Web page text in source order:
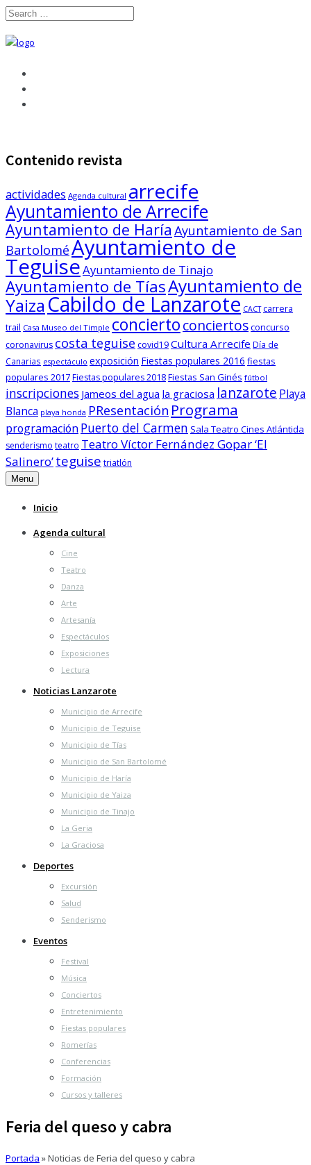
Contenido revista
actividades Agenda cultural arrecife
Ayuntamiento de Arrecife
Ayuntamiento de Haría Ayuntamiento de San
BartoloméAyuntamiento de
TeguiseAyuntamiento de Tinajo
Ayuntamiento de TíasAyuntamiento de
YaizaCabildo de Lanzarote CACT carrera
trail Casa Museo del Timple conciertoconciertosconcurso
coronavirus costa teguise covid19Cultura Arrecife Día de
Canarias espectáculo exposición Fiestas populares 2016 fiestas
populares 2017Fiestas populares 2018Fiestas San Ginés fútbol
inscripciones Jameos del agua la graciosa lanzarote Playa
Blanca playa honda PResentación Programa
programación Puerto del Carmen Sala Teatro Cines Atlántida
senderismo teatro Teatro Víctor Fernández Gopar ‘El
Salinero’teguise triatlón
Menu
Inicio
Agenda cultural
Cine
Teatro
Danza
Arte
Artesanía
Espectáculos
Exposiciones
Lectura
Noticias Lanzarote
Municipio de Arrecife
Municipio de Teguise
Municipio de Tías
Municipio de San Bartolomé
Municipio de Haría
Municipio de Yaiza
Municipio de Tinajo
La Geria
La Graciosa
Deportes
Excursión
Salud
Senderismo
Eventos
Festival
Música
Conciertos
Entretenimiento
Fiestas populares
Romerías
Conferencias
Formación
Cursos y talleres
Feria del queso y cabra
Portada »Noticias de Feria del queso y cabra